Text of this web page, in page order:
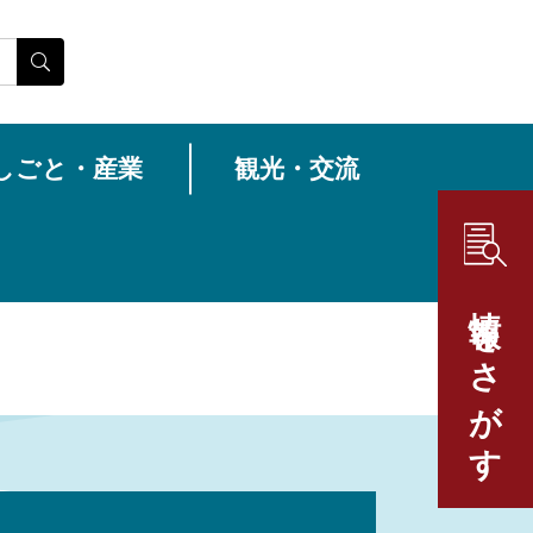
情報をさがす
ごと・産業 観光・交流